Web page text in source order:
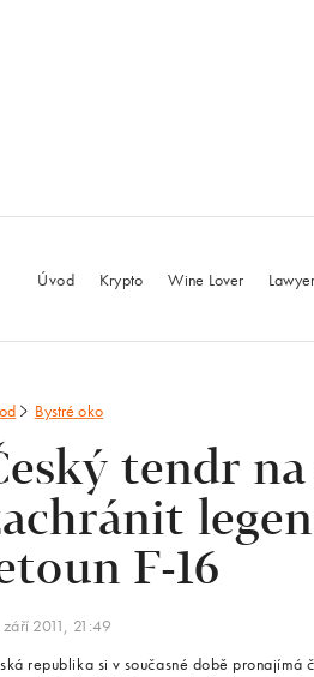
Úvod Krypto Wine Lover
Bystré oko
tendr
F-16
září 2011, 21:49
republika si v současné době